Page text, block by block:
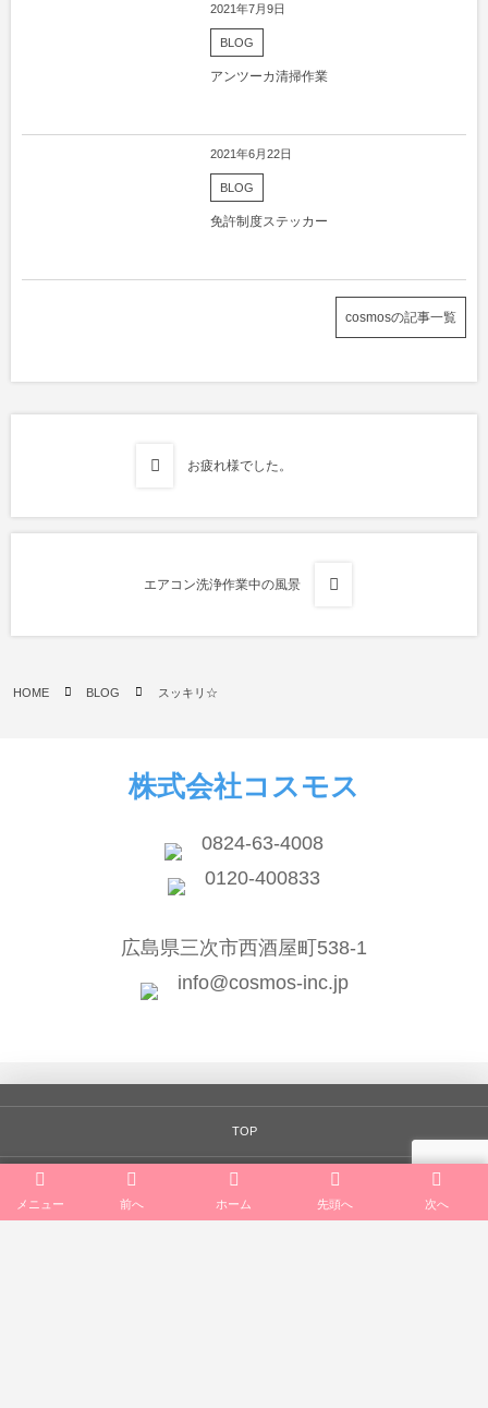
2021年7月9日
BLOG
アンツーカ清掃作業
2021年6月22日
BLOG
免許制度ステッカー
cosmosの記事一覧
お疲れ様でした。
エアコン洗浄作業中の風景
HOME BLOG スッキリ☆
株式会社コスモス
0824-63-4008
0120-400833
広島県三次市西酒屋町538-1
info@cosmos-inc.jp
TOP
メニュー 前へ ホーム 先頭へ 次へ